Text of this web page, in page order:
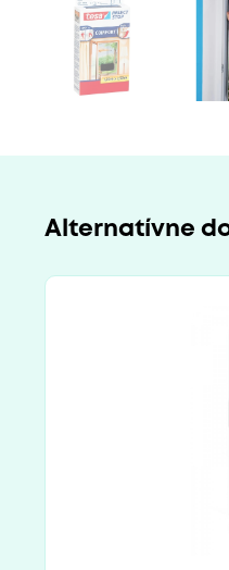
Alternatívne